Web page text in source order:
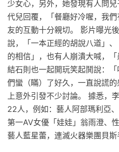
少女心，另外，她發現有人問
代兒回覆，「餐廳好冷喔，我
友的互動十分親切。 影片曝光
說，「一本正經的胡說八道」
的相信」，也有人崩潰大喊，
結石則也一起開玩笑起鬨說：
們蠻（瞞）了好久，一直說謊
上意外引發不少討論。 據悉，
22人，例如：藝人阿部瑪利亞
第一AV女優「娃娃」翁雨澄、
藝人藍星蕾，連滅火器樂團貝斯